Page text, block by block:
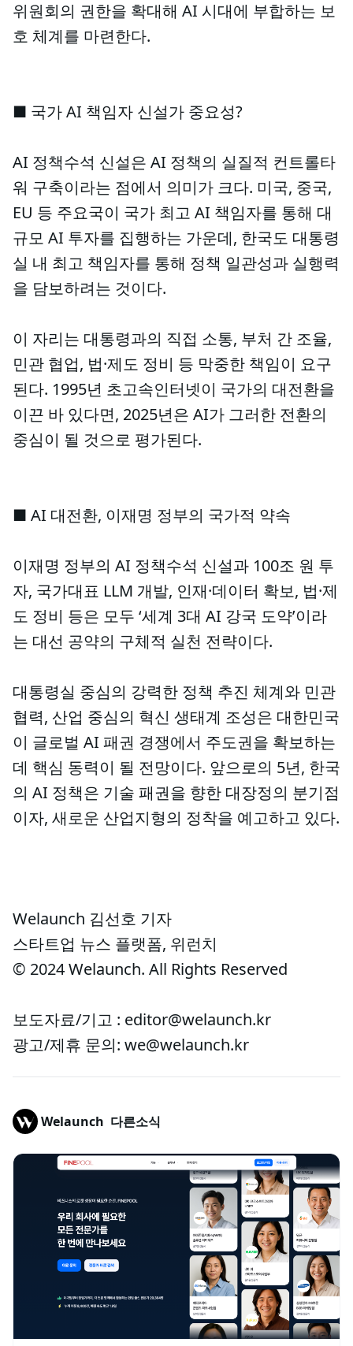
위원회의 권한을 확대해 AI 시대에 부합하는 보
호 체계를 마련한다.
■ 국가 AI 책임자 신설가 중요성?
AI 정책수석 신설은 AI 정책의 실질적 컨트롤타
워 구축이라는 점에서 의미가 크다. 미국, 중국,
EU 등 주요국이 국가 최고 AI 책임자를 통해 대
규모 AI 투자를 집행하는 가운데, 한국도 대통령
실 내 최고 책임자를 통해 정책 일관성과 실행력
을 담보하려는 것이다.
이 자리는 대통령과의 직접 소통, 부처 간 조율,
민관 협업, 법·제도 정비 등 막중한 책임이 요구
된다. 1995년 초고속인터넷이 국가의 대전환을
이끈 바 있다면, 2025년은 AI가 그러한 전환의
중심이 될 것으로 평가된다.
■ AI 대전환, 이재명 정부의 국가적 약속
이재명 정부의 AI 정책수석 신설과 100조 원 투
자, 국가대표 LLM 개발, 인재·데이터 확보, 법·제
도 정비 등은 모두 ‘세계 3대 AI 강국 도약’이라
는 대선 공약의 구체적 실천 전략이다.
대통령실 중심의 강력한 정책 추진 체계와 민관
협력, 산업 중심의 혁신 생태계 조성은 대한민국
이 글로벌 AI 패권 경쟁에서 주도권을 확보하는
데 핵심 동력이 될 전망이다. 앞으로의 5년, 한국
의 AI 정책은 기술 패권을 향한 대장정의 분기점
이자, 새로운 산업지형의 정착을 예고하고 있다.
Welaunch 김선호 기자
스타트업 뉴스 플랫폼, 위런치
© 2024 Welaunch. All Rights Reserved
보도자료/기고 : editor@welaunch.kr
광고/제휴 문의: we@welaunch.kr
Welaunch 다른소식